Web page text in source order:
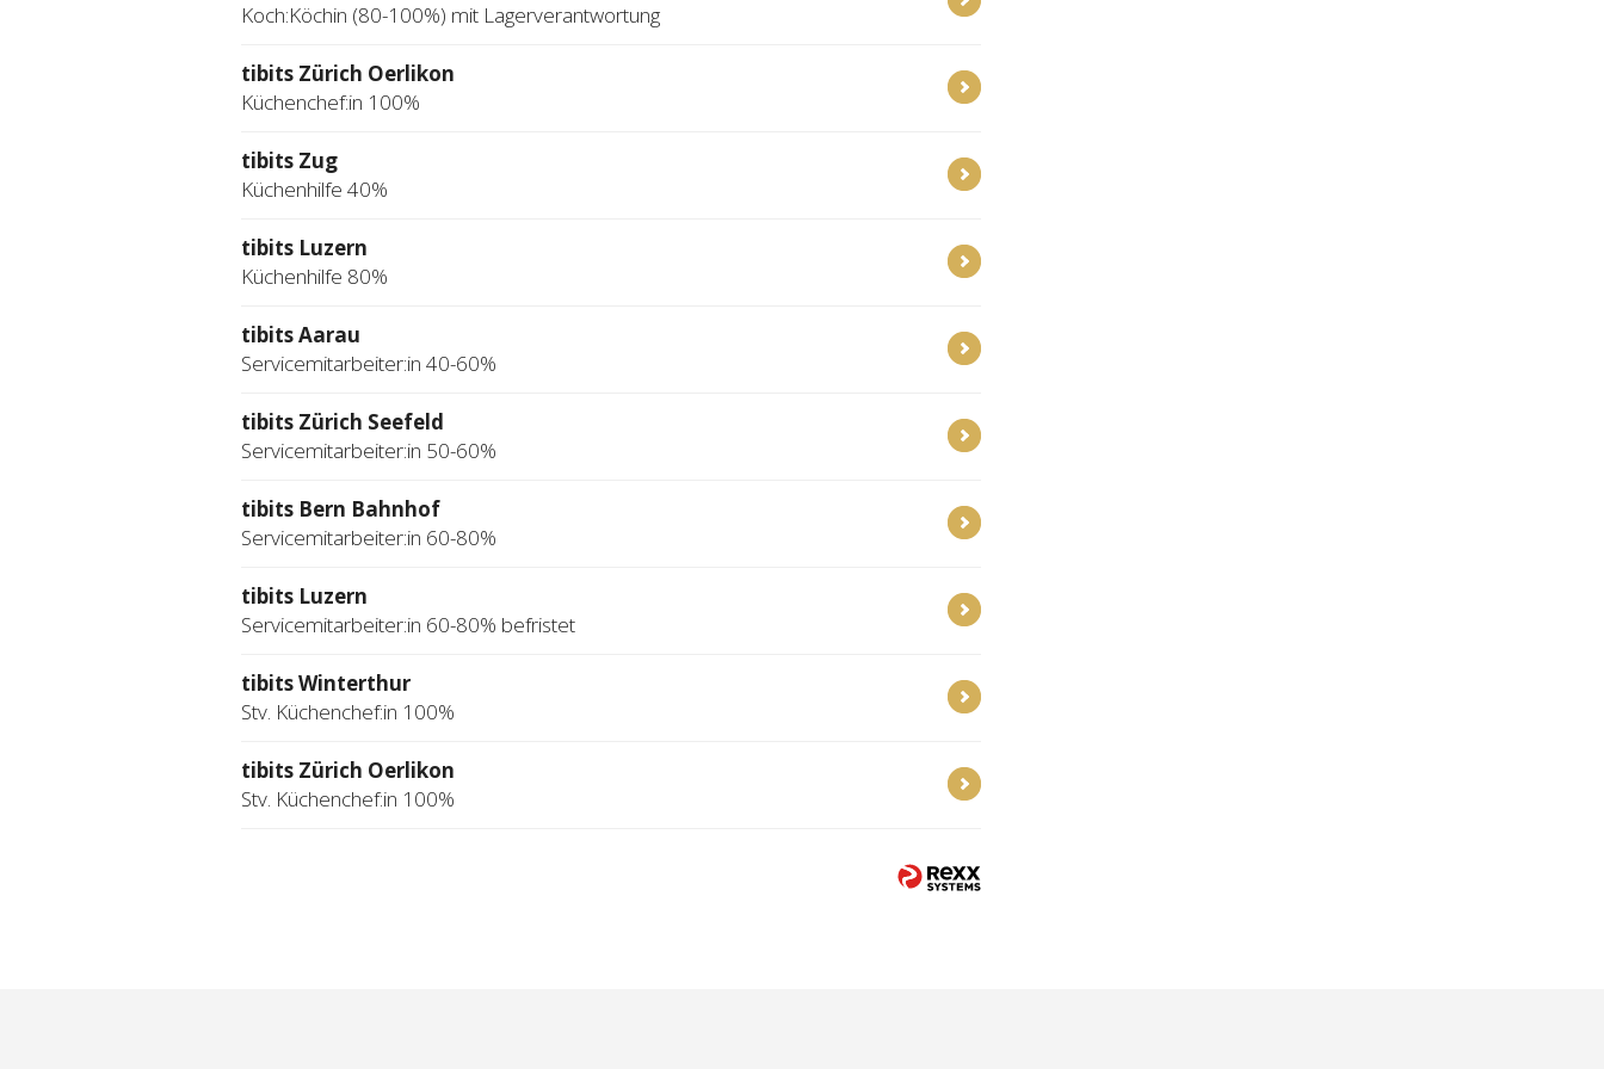
Koch:Köchin (80-100%) mit Lagerverantwortung
tibits Zürich Oerlikon
Küchenchef:in 100%
tibits Zug
Küchenhilfe 40%
tibits Luzern
Küchenhilfe 80%
tibits Aarau
Servicemitarbeiter:in 40-60%
tibits Zürich Seefeld
Servicemitarbeiter:in 50-60%
tibits Bern Bahnhof
Servicemitarbeiter:in 60-80%
tibits Luzern
Servicemitarbeiter:in 60-80% befristet
tibits Winterthur
Stv. Küchenchef:in 100%
tibits Zürich Oerlikon
Stv. Küchenchef:in 100%